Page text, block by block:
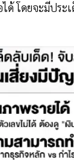
ด้ โดยจะมีปร